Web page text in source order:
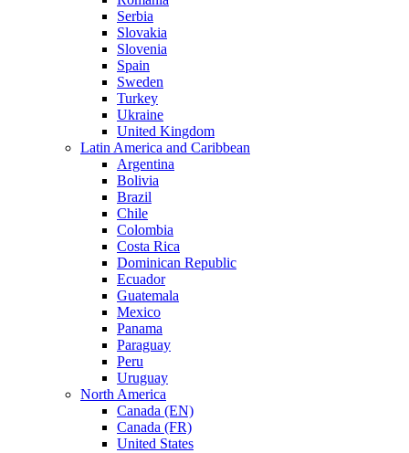
Serbia
Slovakia
Slovenia
Spain
Sweden
Turkey
Ukraine
United Kingdom
Latin America and Caribbean
Argentina
Bolivia
Brazil
Chile
Colombia
Costa Rica
Dominican Republic
Ecuador
Guatemala
Mexico
Panama
Paraguay
Peru
Uruguay
North America
Canada (EN)
Canada (FR)
United States